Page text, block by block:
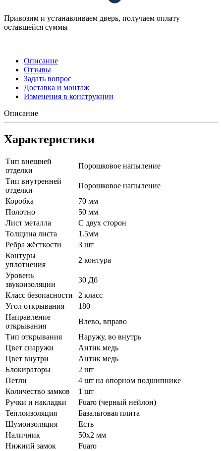
Привозим и устанавливаем дверь, получаем оплату
оставшейся суммы
Описание
Отзывы
Задать вопрос
Доставка и монтаж
Изменения в конструкции
Описание
Характеристики
Тип внешней
отделки
Порошковое напыление
Тип внутренней
отделки
Порошковое напыление
Коробка
70 мм
Полотно
50 мм
Лист металла
С двух сторон
Толщина листа
1.5мм
Ребра жёсткости
3 шт
Контуры
уплотнения
2 контура
Уровень
звукоизоляции
30 Дб
Класс безопасности
2 класс
Угол открывания
180
Направление
открывания
Влево, вправо
Тип открывания
Наружу, во внутрь
Цвет снаружи
Антик медь
Цвет внутри
Антик медь
Блокираторы
2 шт
Петли
4 шт на опорном подшипнике
Количество замков
1 шт
Ручки и накладки
Fuaro (черный нейлон)
Теплоизоляция
Базальтовая плита
Шумоизоляция
Есть
Наличник
50х2 мм
Нижний замок
Fuaro